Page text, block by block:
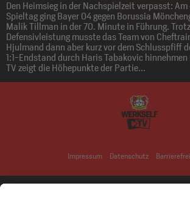
Den Heimsieg in der Nachspielzeit verpasst:
Spieltag ging Bayer 04 gegen Borussia
Malik Tillman in der 70. Minute in Führung.
Defensivleistung musste das Team von
Hjulmand dann aber kurz vor dem Schlusspfiff
1:1-Endstand durch Haris Tabakovic
TV zeigt die Höhepunkte der Partie...
Impressum Datenschutz